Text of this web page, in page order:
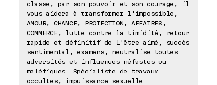
classe, par son pouvoir et son courage, il
vous aidera à transformer l'impossible,
AMOUR, CHANCE, PROTECTION, AFFAIRES,
COMMERCE, lutte contre la timidité, retour
rapide et définitif de l'être aimé, succès
sentimental, examens, neutralise toutes
adversités et influences néfastes ou
maléfiques. Spécialiste de travaux
occultes, impuissance sexuelle